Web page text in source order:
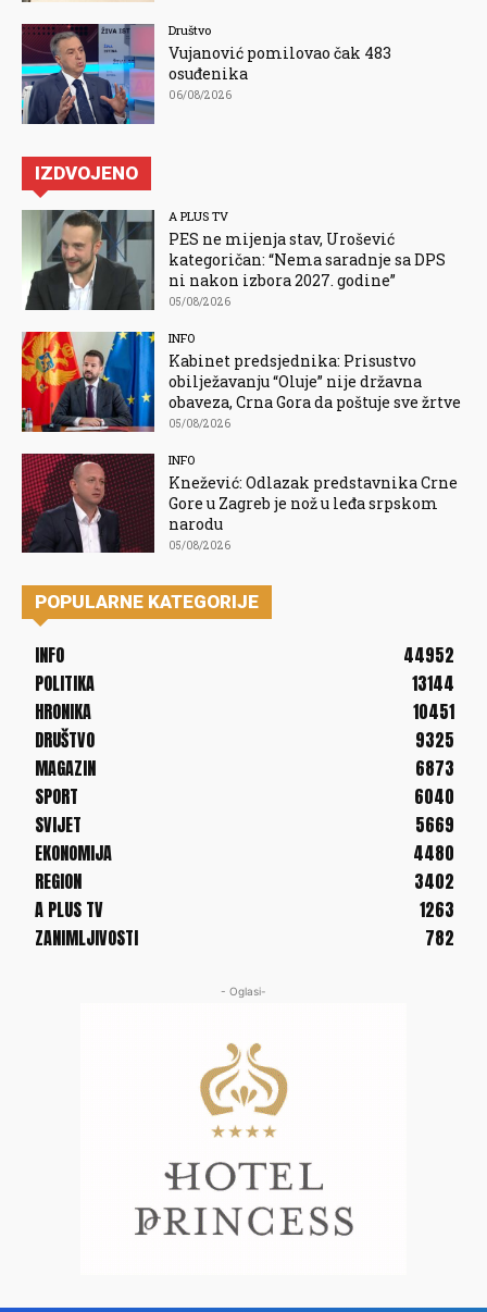
Društvo
Vujanović pomilovao čak 483
osuđenika
06/08/2026
IZDVOJENO
A PLUS TV
PES ne mijenja stav, Urošević
kategoričan: “Nema saradnje sa DPS
ni nakon izbora 2027. godine”
05/08/2026
INFO
Kabinet predsjednika: Prisustvo
obilježavanju “Oluje” nije državna
obaveza, Crna Gora da poštuje sve žrtve
05/08/2026
INFO
Knežević: Odlazak predstavnika Crne
Gore u Zagreb je nož u leđa srpskom
narodu
05/08/2026
POPULARNE KATEGORIJE
INFO
44952
POLITIKA
13144
HRONIKA
10451
DRUŠTVO
9325
MAGAZIN
6873
SPORT
6040
SVIJET
5669
EKONOMIJA
4480
REGION
3402
A PLUS TV
1263
ZANIMLJIVOSTI
782
- Oglasi-